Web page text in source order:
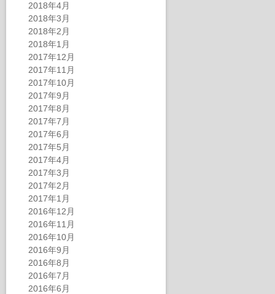
2018年4月
2018年3月
2018年2月
2018年1月
2017年12月
2017年11月
2017年10月
2017年9月
2017年8月
2017年7月
2017年6月
2017年5月
2017年4月
2017年3月
2017年2月
2017年1月
2016年12月
2016年11月
2016年10月
2016年9月
2016年8月
2016年7月
2016年6月